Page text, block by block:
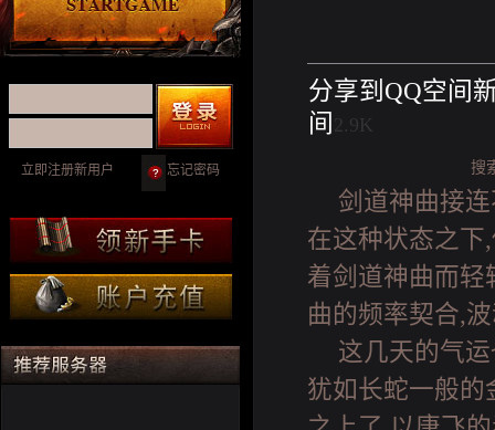
忘记密码
立即注册新用户
分享到 QQ空间
间 2.9K
搜
剑道神曲接
在这种状态之下
着剑道神曲而轻
曲的频率契合,
这几天的气
犹如长蛇一般的